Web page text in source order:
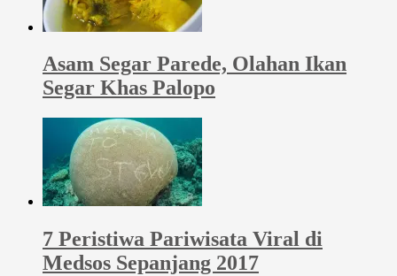
Asam Segar Parede, Olahan Ikan
Segar Khas Palopo
7 Peristiwa Pariwisata Viral di
Medsos Sepanjang 2017